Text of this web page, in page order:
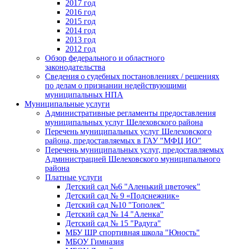
2017 год
2016 год
2015 год
2014 год
2013 год
2012 год
Обзор федерального и областного
законодательства
Сведения о судебных постановлениях / решениях
по делам о признании недействующими
муниципальных НПА
Муниципальные услуги
Административные регламенты предоставления
муниципальных услуг Шелеховского района
Перечень муниципальных услуг Шелеховского
района, предоставляемых в ГАУ "МФЦ ИО"
Перечень муниципальных услуг, предоставляемых
Администрацией Шелеховского муниципального
района
Платные услуги
Детский сад №6 "Аленький цветочек"
Детский сад № 9 «Подснежник»
Детский сад №10 "Тополек"
Детский сад № 14 "Аленка"
Детский сад № 15 "Радуга"
МБУ ШР спортивная школа "Юность"
МБОУ Гимназия